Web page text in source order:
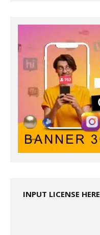
INPUT LICENSE HERE